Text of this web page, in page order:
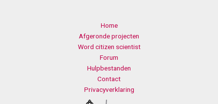
Home
Afgeronde projecten
Word citizen scientist
Forum
Hulpbestanden
Contact
Privacyverklaring